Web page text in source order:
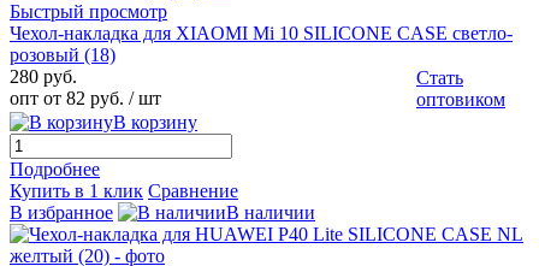
Быстрый просмотр
Чехол-накладка для XIAOMI Mi 10 SILICONE CASE светло-
розовый (18)
280 руб.
опт от 82 руб. / шт
Стать
оптовиком
В корзину
Подробнее
Купить в 1 клик Сравнение
В избранное
В наличии